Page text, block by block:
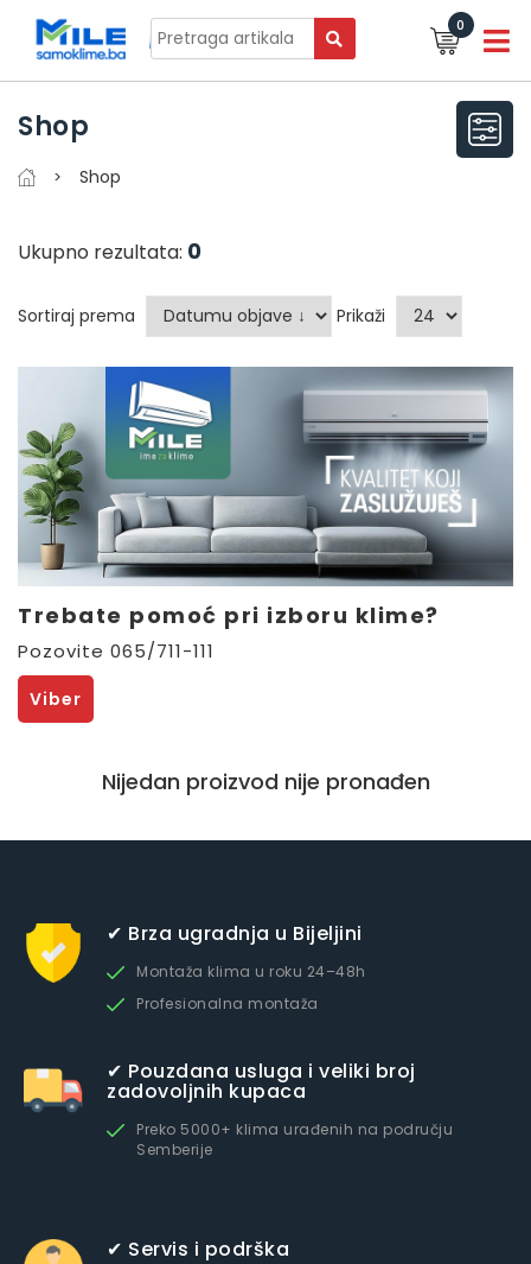
0
Shop
Shop
Ukupno rezultata: 0
Sortiraj prema Prikaži
Trebate pomoć pri izboru klime?
Pozovite 065/711-111
Viber
Nijedan proizvod nije pronađen
✔ Brza ugradnja u Bijeljini
Montaža klima u roku 24–48h
Profesionalna montaža
✔ Pouzdana usluga i veliki broj
zadovoljnih kupaca
Preko 5000+ klima urađenih na području
Semberije
✔ Servis i podrška